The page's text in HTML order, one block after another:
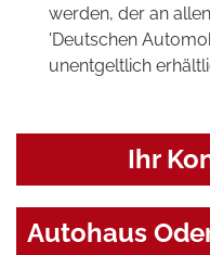
werden, der an
'Deutschen
unentgeltlich
Ihr
Autohaus